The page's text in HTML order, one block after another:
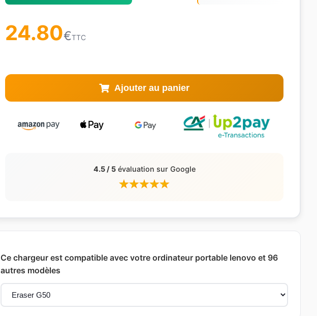
24.80€TTC
Ajouter au panier
4.5 / 5évaluation sur Google
Ce chargeur est compatible avec votre ordinateur portable lenovo et 96
autres modèles